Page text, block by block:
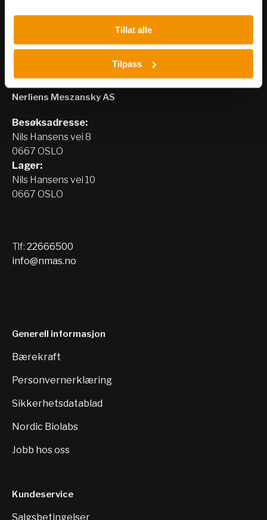
Tillat alle
Tilpass
Nerliens Meszansky AS
Besøksadresse:
Nils Hansens vei 8
0667 OSLO
Lager:
Nils Hansens vei 10
0667 OSLO
Tlf: 22666500
info@nmas.no
Generell informasjon
Bærekraft
Personvernerklæring
Sikkerhetsdatablad
Nordic Biolabs
Jobb hos oss
Kundeservice
Salgsbetingelser